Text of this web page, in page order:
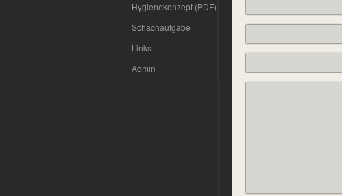
Hygienekonzept (PDF)
Schachaufgabe
Links
Admin